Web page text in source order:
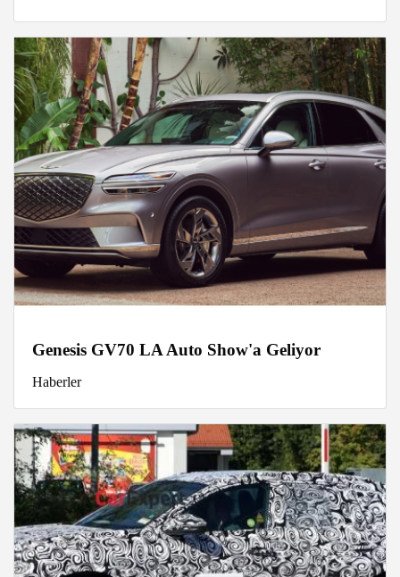
Genesis GV70 LA Auto Show'a Geliyor
Haberler